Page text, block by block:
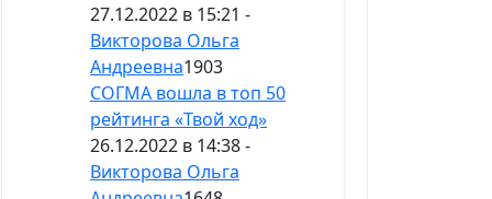
27.12.2022 в 15:21 -
Викторова Ольга
Андреевна1903
СОГМА вошла в топ 50
рейтинга «Твой ход»
26.12.2022 в 14:38 -
Викторова Ольга